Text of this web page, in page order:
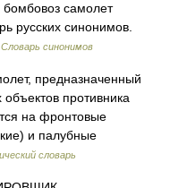
самолет
русских синонимов.
Словарь синонимов
предназначенный
противника
на фронтовые
и палубные
словарь